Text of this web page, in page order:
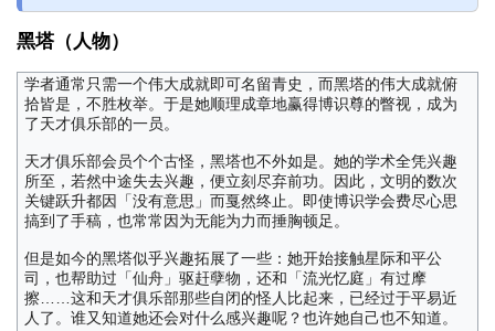
黑塔（人物）
学者通常只需一个伟大成就即可名留青史，而黑塔的伟大成就俯
拾皆是，不胜枚举。于是她顺理成章地赢得博识尊的瞥视，成为
了天才俱乐部的一员。
天才俱乐部会员个个古怪，黑塔也不外如是。她的学术全凭兴趣
所至，若然中途失去兴趣，便立刻尽弃前功。因此，文明的数次
关键跃升都因「没有意思」而戛然终止。即使博识学会费尽心思
搞到了手稿，也常常因为无能为力而捶胸顿足。
但是如今的黑塔似乎兴趣拓展了一些：她开始接触星际和平公
司，也帮助过「仙舟」驱赶孽物，还和「流光忆庭」有过摩
擦……这和天才俱乐部那些自闭的怪人比起来，已经过于平易近
人了。谁又知道她还会对什么感兴趣呢？也许她自己也不知道。